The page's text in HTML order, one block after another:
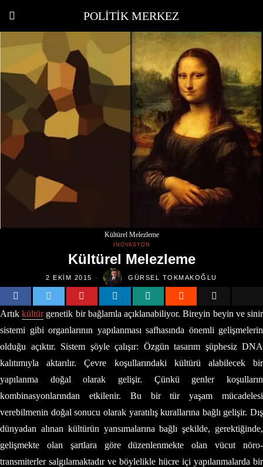
POLITIK MERKEZ
Kültürel Melezleme
İNOVASYON
Kültürel Melezleme
2 EKIM 2015 GÜRSEL TOKMAKOĞLU
Artıkkültürgenetik bir bağlamla açıklanabiliyor. Bireyin beyin ve sinir
sistemi gibi organlarının yapılanması safhasında önemli gelişmelerin
olduğu açıktır. Sistem şöyle çalışır: Özgün tasarım şüphesiz DNA
kalıtımıyla aktarılır. Çevre koşullarındaki kültürü alabilecek bir
yapılanma doğal olarak gelişir. Çünkü genler koşulların
kombinasyonlarından etkilenir. Bu bir tür yaşam mücadelesi
verebilmenin doğal sonucu olarak yaratılış kurallarına bağlı gelişir. Dış
dünyadan alınan kültürün yansımalarına bağlı şekilde, gerektiğinde,
gelişmekte olan şartlara göre düzenlenmekte olan vücut nöro-
transmiterler salgılamaktadır ve böylelikle hücre içi yapılanmalarda bir